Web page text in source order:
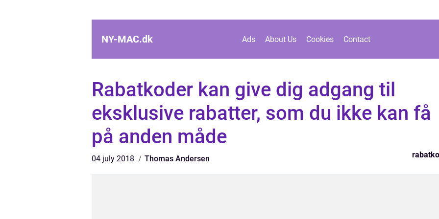
NY-MAC.dk Ads About Us Cookies Contact
Rabatkoder kan give dig adgang til
eksklusive rabatter, som du ikke kan få
på anden måde
04 july 2018 Thomas Andersen